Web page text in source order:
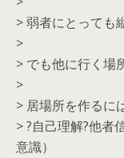
> 弱者にとっても
>
> でも他に行く場
>
> 居場所を作るに
> ?自己理解?他者
意識）